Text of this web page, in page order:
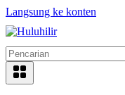
Langsung ke konten